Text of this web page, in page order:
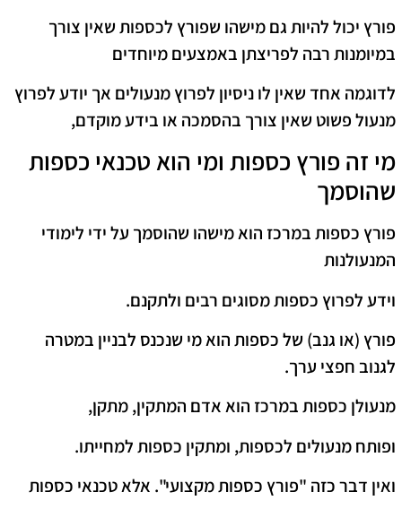
פורץ יכול להיות גם מישהו שפורץ לכספות שאין צורך
במיומנות רבה לפריצתן באמצעים מיוחדים
לדוגמה אחד שאין לו ניסיון לפרוץ מנעולים אך יודע לפרוץ
מנעול פשוט שאין צורך בהסמכה או בידע מוקדם,
מי זה פורץ כספות ומי הוא טכנאי כספות
שהוסמך
פורץ כספות במרכז הוא מישהו שהוסמך על ידי לימודי
המנעולנות
וידע לפרוץ כספות מסוגים רבים ולתקנם.
פורץ (או גנב) של כספות הוא מי שנכנס לבניין במטרה
לגנוב חפצי ערך.
מנעולן כספות במרכז הוא אדם המתקין, מתקן,
ופותח מנעולים לכספות, ומתקין כספות למחייתו.
ואין דבר כזה "פורץ כספות מקצועי". אלא טכנאי כספות